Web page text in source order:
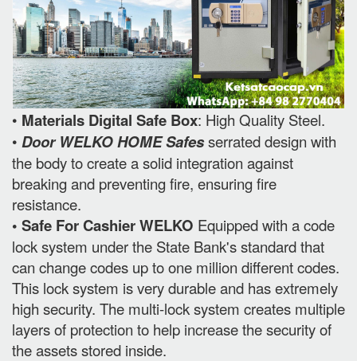
• Materials Digital Safe Box: High Quality Steel.
• Door WELKO HOME Safesserrated design with
the body to create a solid integration against
breaking and preventing fire, ensuring fire
resistance.
• Safe For Cashier WELKO Equipped with a code
lock system under the State Bank's standard that
can change codes up to one million different codes.
This lock system is very durable and has extremely
high security. The multi-lock system creates multiple
layers of protection to help increase the security of
the assets stored inside.